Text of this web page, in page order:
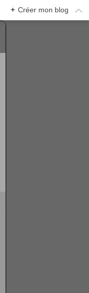
+ Créer mon blog